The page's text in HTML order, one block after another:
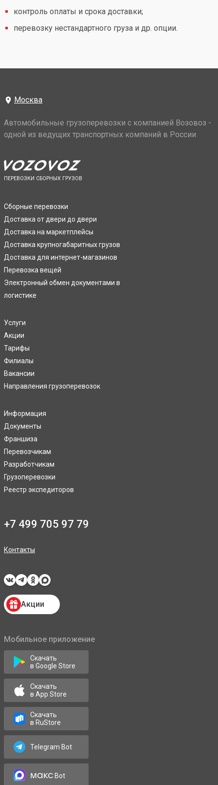
контроль оплаты и срока доставки;
перевозку нестандартного груза и др. опции.
Москва
Автомобильные грузоперевозки с компанией Возовоз -
одной из ведущих транспортных компаний в России
ПЕРЕВОЗКИ СБОРНЫХ ГРУЗОВ
Сборные перевозки
Доставка от двери до двери
Доставка на маркетплейсы
Доставка крупногабаритных грузов
Доставка для интернет-магазинов
Перевозка вещей
Электронный обмен документами в
логистике
Услуги
Акции
Тарифы
Филиалы
Вакансии
Направления грузоперевозок
Информация
Документы
Франшиза
Перевозчикам
Разработчикам
Грузоперевозки
Реестр экспедиторов
+7 499 705 97 79
Контакты
Акции
Мобильное приложение
Скачать
в Google Store
Скачать
в App Store
Скачать
в RuStore
Telegram Bot
максBot